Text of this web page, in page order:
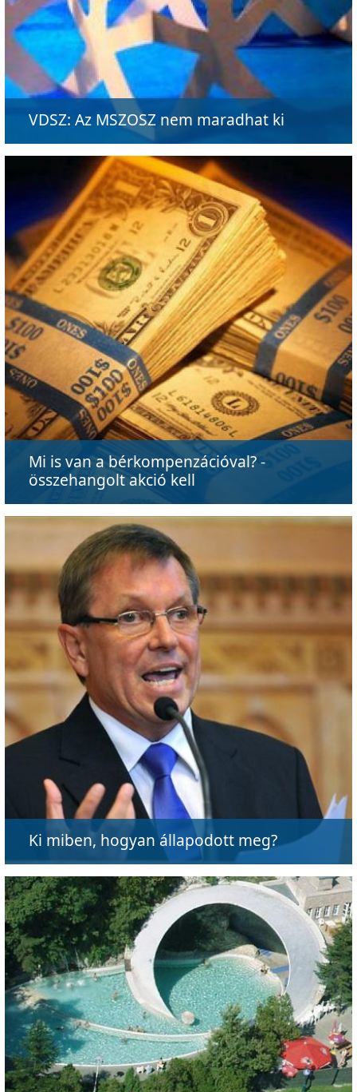
VDSZ: Az MSZOSZ nem maradhat ki
Mi is van a bérkompenzációval? -
összehangolt akció kell
Ki miben, hogyan állapodott meg?